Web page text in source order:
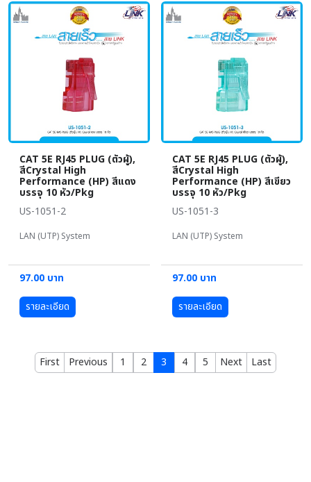
CAT 5E RJ45 PLUG (ตัวผู้),
สีCrystal High
Performance (HP) สีแดง
บรรจุ 10 หัว/Pkg
US-1051-2
LAN (UTP) System
97.00 บาท
รายละเอียด
CAT 5E RJ45 PLUG (ตัวผู้),
สีCrystal High
Performance (HP) สีเขียว
บรรจุ 10 หัว/Pkg
US-1051-3
LAN (UTP) System
97.00 บาท
รายละเอียด
First Previous 1 2 3 4 5 Next Last